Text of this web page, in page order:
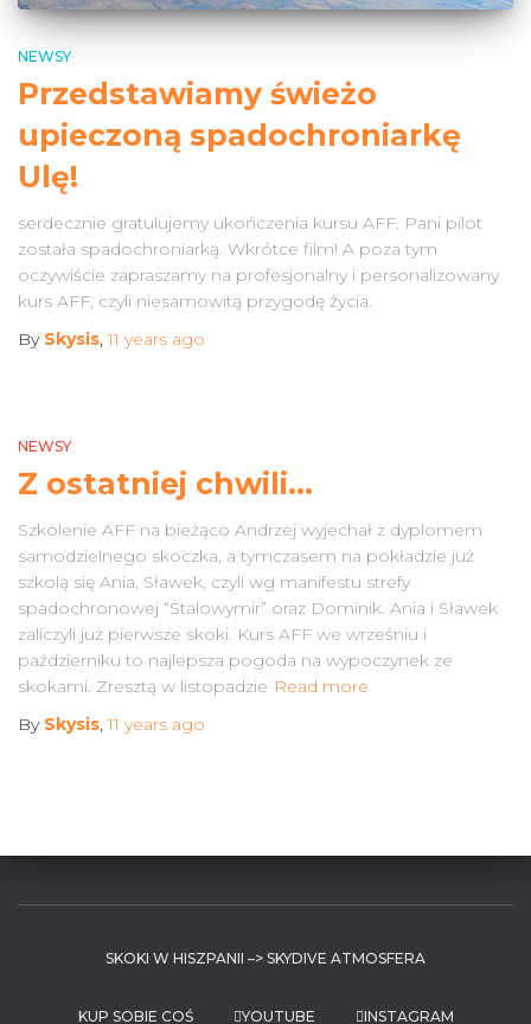
NEWSY
Przedstawiamy świeżo
upieczoną spadochroniarkę
Ulę!
serdecznie gratulujemy ukończenia kursu AFF. Pani pilot
została spadochroniarką. Wkrótce film! A poza tym
oczywiście zapraszamy na profesjonalny i personalizowany
kurs AFF, czyli niesamowitą przygodę życia.
By Skysis,11 years ago
NEWSY
Z ostatniej chwili…
Szkolenie AFF na bieżąco Andrzej wyjechał z dyplomem
samodzielnego skoczka, a tymczasem na pokładzie już
szkolą się Ania, Sławek, czyli wg manifestu strefy
spadochronowej “Stalowymir” oraz Dominik. Ania i Sławek
zaliczyli już pierwsze skoki. Kurs AFF we wrześniu i
październiku to najlepsza pogoda na wypoczynek ze
skokami. Zresztą w listopadzie Read more
By Skysis,11 years ago
SKOKI W HISZPANII –> SKYDIVE ATMOSFERA
KUP SOBIE COŚ YOUTUBE INSTAGRAM